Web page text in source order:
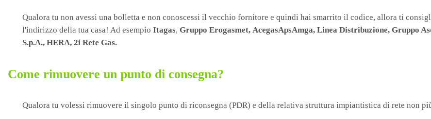
Qualora tu non avessi una bolletta e non conoscessi il vecchio fornitore e quindi hai smarrito il codice, allora ti
l'indirizzo della tua casa! Ad esempio Itagas, Gruppo Erogasmet, AcegasApsAmga, Linea Distribuzione, Gruppo
S.p.A., HERA, 2i Rete Gas.
Come rimuovere un punto di consegna?
Qualora tu volessi rimuovere il singolo punto di riconsegna (PDR) e della relativa struttura impiantistica di rete non